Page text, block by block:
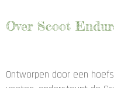
t
e
Over Scoot
Ontworpen door een